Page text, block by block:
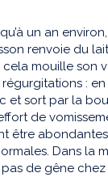
un an
renvoie du
mouille son
:
et sort par la
de
être
Dans la
de gêne